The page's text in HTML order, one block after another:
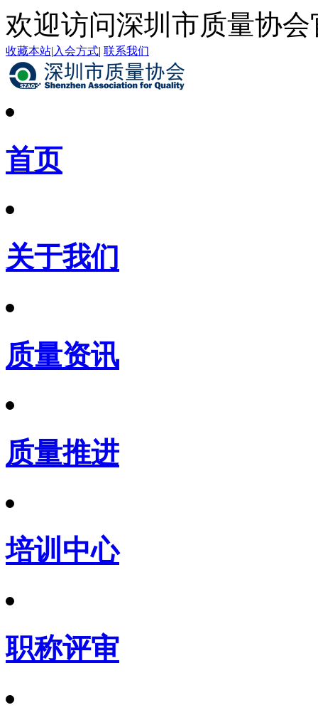
欢迎访问深圳市质量协会
收藏本站| 入会方式| 联系我们
首页
关于我们
质量资讯
质量推进
培训中心
职称评审